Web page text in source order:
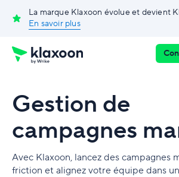
La marque Klaxoon évolue et devient
En savoir plus
Gestion de
campagnes
Avec Klaxoon, lancez des campagnes
friction et alignez votre équipe dans